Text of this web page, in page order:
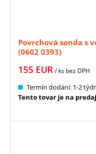
Povrchová sonda s
(0602 0393)
155 EUR/ ks bez DPH
Termín dodání: 1-2
Tento tovar je na